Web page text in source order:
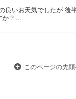
良いお天気でしたが 後
か？…
このページの先